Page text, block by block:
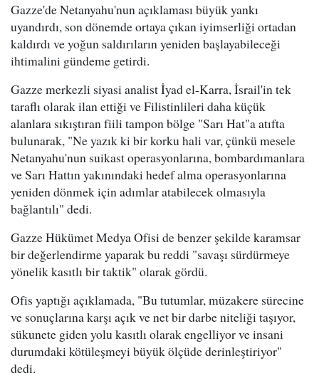
Gazze'de Netanyahu'nun açıklaması büyük yankı
uyandırdı, son dönemde ortaya çıkan iyimserliği ortadan
kaldırdı ve yoğun saldırıların yeniden başlayabileceği
ihtimalini gündeme getirdi.
Gazze merkezli siyasi analist İyad el-Karra, İsrail'in tek
taraflı olarak ilan ettiği ve Filistinlileri daha küçük
alanlara sıkıştıran fiili tampon bölge "Sarı Hat"a atıfta
bulunarak, "Ne yazık ki bir korku hali var, çünkü mesele
Netanyahu'nun suikast operasyonlarına, bombardımanlara
ve Sarı Hattın yakınındaki hedef alma operasyonlarına
yeniden dönmek için adımlar atabilecek olmasıyla
bağlantılı" dedi.
Gazze Hükümet Medya Ofisi de benzer şekilde karamsar
bir değerlendirme yaparak bu reddi "savaşı sürdürmeye
yönelik kasıtlı bir taktik" olarak gördü.
Ofis yaptığı açıklamada, "Bu tutumlar, müzakere sürecine
ve sonuçlarına karşı açık ve net bir darbe niteliği taşıyor,
sükunete giden yolu kasıtlı olarak engelliyor ve insani
durumdaki kötüleşmeyi büyük ölçüde derinleştiriyor"
dedi.